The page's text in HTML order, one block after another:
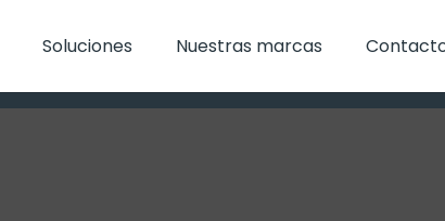
Soluciones Nuestras marcas